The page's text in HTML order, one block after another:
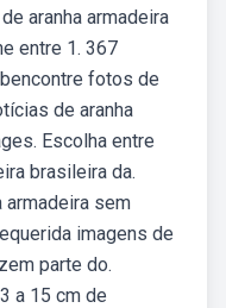
aranha armadeira
entre 1. 367
fotos de
de aranha
Escolha entre
brasileira da.
armadeira sem
imagens de
parte do.
a 15 cm de